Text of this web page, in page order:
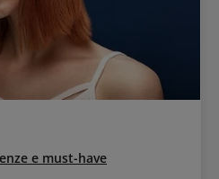
e must-have